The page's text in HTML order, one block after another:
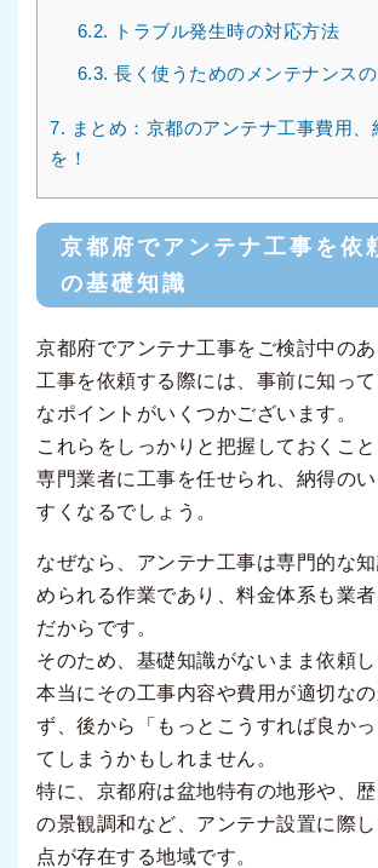
6.2. トラブル発生時の対応方法
6.3. 長く使うためのメンテナンス
7. まとめ：京都のアンテナ工事費用、
を！
京都府でアンテナ工事を依
の基礎知識
京都府でアンテナ工事をご検討中のあ
工事を依頼する際には、事前に知っ
なポイントがいくつかございます。
これらをしっかりと把握しておくこ
専門業者に工事を任せられ、納得の
すくなるでしょう。
なぜなら、アンテナ工事は専門的な
められる作業であり、料金体系も業
だからです。
そのため、基礎知識がないまま依頼し
本当にその工事内容や費用が適切な
ず、後から「もっとこうすれば良か
てしまうかもしれません。
特に、京都府は盆地特有の地形や、
の景観調和など、アンテナ設置に際
点が存在する地域です。